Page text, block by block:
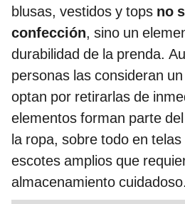
blusas, vestidos y tops no
confección, sino un
durabilidad de la prenda.
personas las consideran
optan por retirarlas de
elementos forman parte
la ropa, sobre todo en
escotes amplios que
almacenamiento cuidadoso.